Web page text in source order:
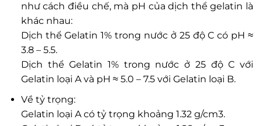
như cách điều chế, mà pH của dịch thể gelatin là
khác nhau:
Dịch thể Gelatin 1% trong nước ở 25 độ C có pH ≈
3.8 – 5.5.
Dịch thể Gelatin 1% trong nước ở 25 độ C với
Gelatin loại A và pH ≈ 5.0 – 7.5 với Gelatin loại B.
Về tỷ trọng:
Gelatin loại A có tỷ trọng khoảng 1.32 g/cm3.